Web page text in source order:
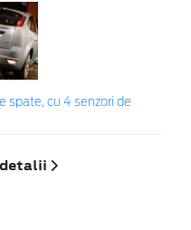
spate, cu 4 senzori de